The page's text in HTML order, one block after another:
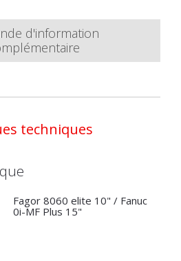
d'information
techniques
Fagor 8060 elite 10" / Fanuc
0i-MF Plus 15"